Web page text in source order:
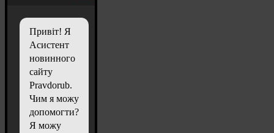
Привіт! Я
Асистент
новинного
сайту
Pravdorub.
Чим я можу
допомогти?
Я можу